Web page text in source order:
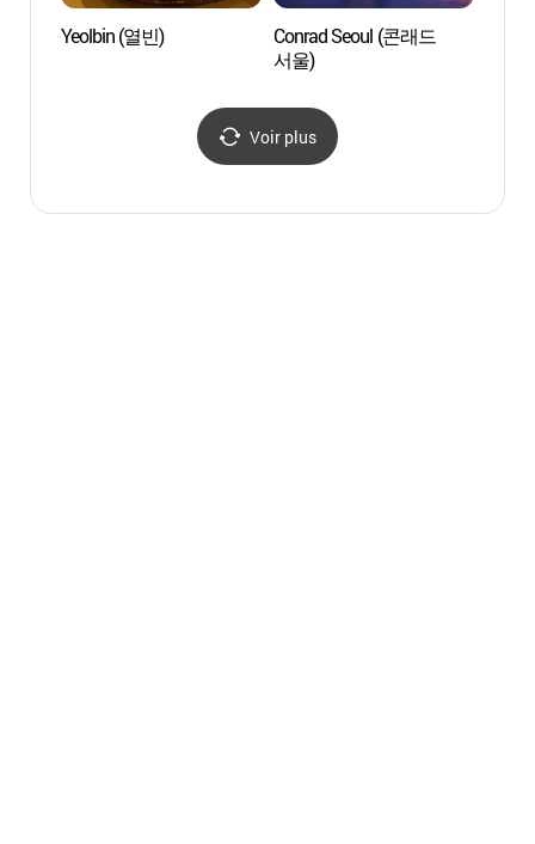
Yeolbin (열빈)
Conrad Seoul (콘래드
서울)
Voir plus